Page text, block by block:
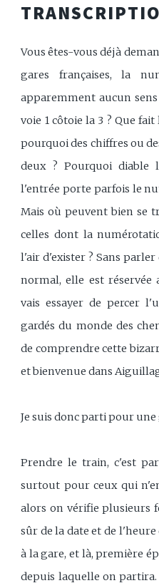
Vous êtes-vous déjà
gares françaises, la
apparemment aucun
voie 1 côtoie la 3 ? Que
pourquoi des chiffres ou
deux ? Pourquoi
l'entrée porte parfois le
Mais où peuvent bien se
celles dont la
l'air d'exister ? Sans
normal, elle est
vais essayer de percer
gardés du monde des
de comprendre cette
et bienvenue dans
Je suis donc parti pour
Prendre le train, c'est
surtout pour ceux qui
alors on vérifie plusieurs
sûr de la date et de
à la gare, et là, première
depuis laquelle on